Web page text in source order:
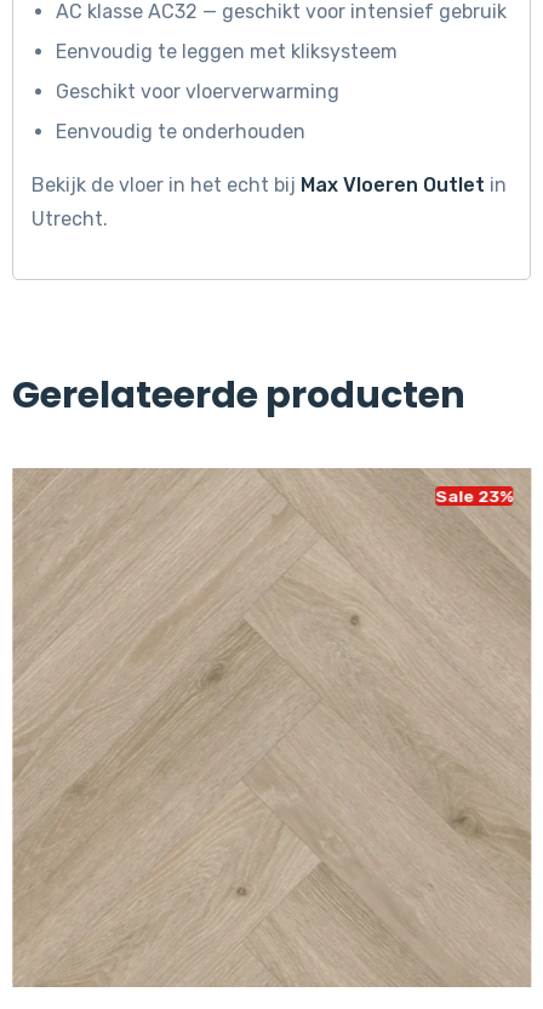
AC klasse AC32 — geschikt voor intensief gebruik
Eenvoudig te leggen met kliksysteem
Geschikt voor vloerverwarming
Eenvoudig te onderhouden
Bekijk de vloer in het echt bij Max Vloeren Outlet in
Utrecht.
Gerelateerde producten
Sale 23%